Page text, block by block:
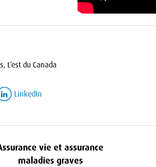
du Canada
LinkedIn
vie et assurance
maladies graves